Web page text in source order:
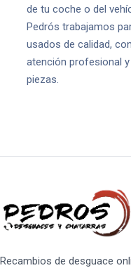
de tu coche o del
Pedrós trabajamos
usados de calidad,
atención profesional
piezas.
Recambios de desguace